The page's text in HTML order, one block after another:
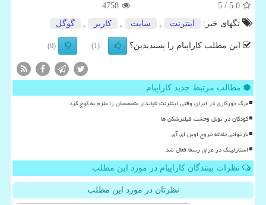
5.0
/ 5
4758
تگهای خبر:
اینترنت سایت كاربر گوگل
این مطلب کاراپیام را پسندیدین؟ (1)
(0)
مطالب مرتبط جدید کاراپیام
مرگ دورکاری در ایران وقتی اینترنت ناپایدار متخصصان را ملزم به کوچ کرد
کودکان در تونل وحشت فیلترشکن ها
بازخوانی حادثه خروج اوپن ای آی
استارلینک در عراق رسما فعال شد
نظرات بینندگان کاراپیام در مورد این مطلب
نظرتان در مورد این مطلب